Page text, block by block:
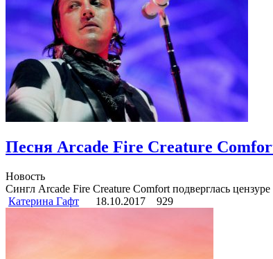
Песня Arcade Fire Creature
Новость
Сингл Arcade Fire Creature Comfort подверглась
Катерина Гафт
18.10.2017 929